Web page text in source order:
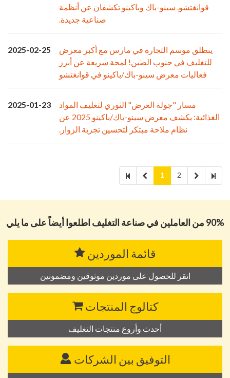
قوانغتشو. سينو-باك وباكينو تكشفان عن أنظمة
صناعية جديدة.
2025-02-25
ينطلق موسم التجارة في مارس مع أكبر معرض
للتغليف في جنوب الصين! لمحة سريعة عن أبرز
فعاليات معرض سينو-باك/باكينو في قوانغتشو
2025-01-23
مسار "جولة العرض" الثوري لتغليف المواد
الغذائية: يكشف معرض سينو-باك/باكينو 2025 عن
نظام ملاحة مبتكر لتحسين تجربة الزوار.
1 2
90% من العاملين في صناعة التغليف اطلعوا أيضاً على ما يلي
قائمة الموردين
انقر للحصول على موردين موثوقين ومضمونين
كتالوج المنتجات
أحدث وأروع منتجات التغليف
التوفيق بين الشركات